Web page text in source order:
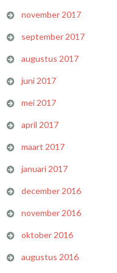
november 2017
september 2017
augustus 2017
juni 2017
mei 2017
april 2017
maart 2017
januari 2017
december 2016
november 2016
oktober 2016
augustus 2016